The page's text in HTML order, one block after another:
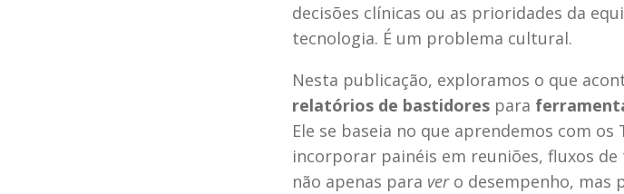
decisões clínicas ou as prioridades da
tecnologia. É um problema cultural.
Nesta publicação, exploramos o que
relatórios de bastidores para
Ele se baseia no que aprendemos com
incorporar painéis em reuniões, fluxos
não apenas para ver o desempenho, mas